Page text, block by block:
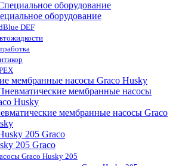
оборудование
DEF
мембранные насосы Graco Husky
мембранные насосы Graco
205 Graco
Graco Husky 205